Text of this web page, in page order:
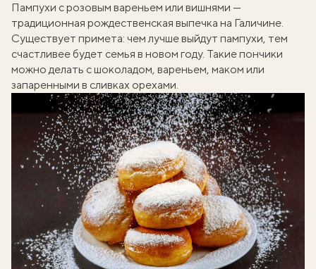
Пампухи с розовым вареньем или вишнями —
традиционная рождественская выпечка на Галичине.
Существует примета: чем лучше выйдут пампухи, тем
счастливее будет семья в новом году. Такие пончики
можно делать с шоколадом, вареньем, маком или
запаренными в сливках орехами.